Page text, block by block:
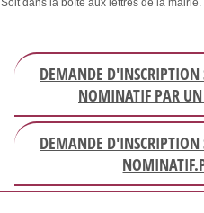
Soit dans la boîte aux lettres de la mairie.
DEMANDE D'INSCRIPTION
NOMINATIF PAR UN
DEMANDE D'INSCRIPTION